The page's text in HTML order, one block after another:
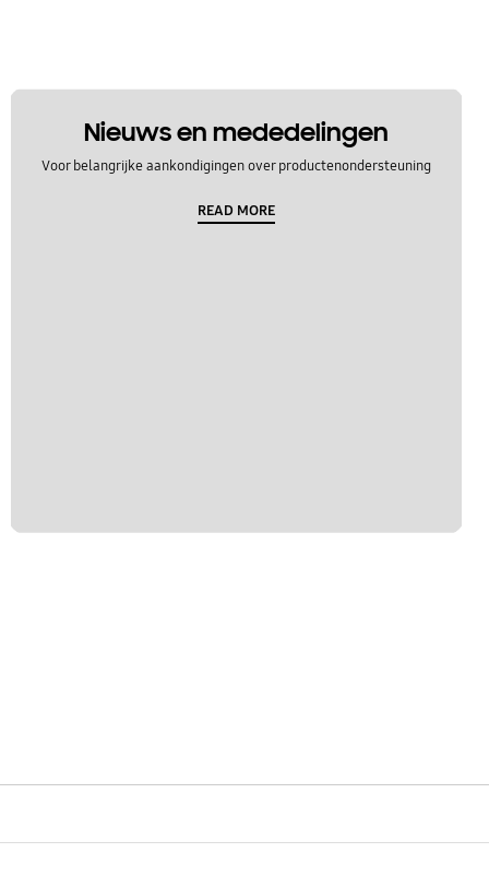
Nieuws en mededelingen
Voor belangrijke aankondigingen over productenondersteuning
READ MORE